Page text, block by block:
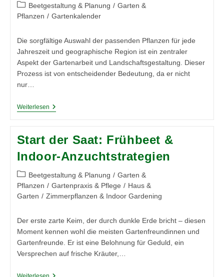
Garten
Beitrags-
Kategorie:
Beetgestaltung & Planung / Garten &
Pflanzen / Gartenkalender
Die sorgfältige Auswahl der passenden Pflanzen für jede
Jahreszeit und geographische Region ist ein zentraler
Aspekt der Gartenarbeit und Landschaftsgestaltung. Dieser
Prozess ist von entscheidender Bedeutung, da er nicht
nur…
WeiterlesenDie
Jede
Und
Region
Einführung
Start der Saat: Frühbeet &
Indoor‑Anzuchtstrategien
Beitrags-
Kategorie:
Beetgestaltung & Planung / Garten &
Pflanzen / Gartenpraxis & Pflege / Haus &
Garten / Zimmerpflanzen & Indoor Gardening
Der erste zarte Keim, der durch dunkle Erde bricht – diesen
Moment kennen wohl die meisten Gartenfreundinnen und
Gartenfreunde. Er ist eine Belohnung für Geduld, ein
Versprechen auf frische Kräuter,…